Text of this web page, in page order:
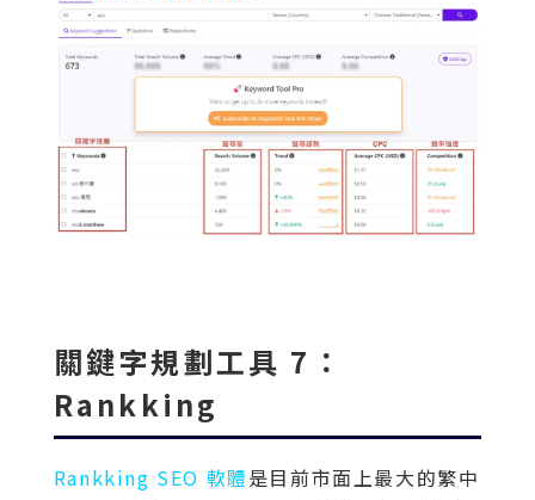
關鍵字規劃工具 7：
Rankking
Rankking SEO 軟體是目前市面上最大的繁中